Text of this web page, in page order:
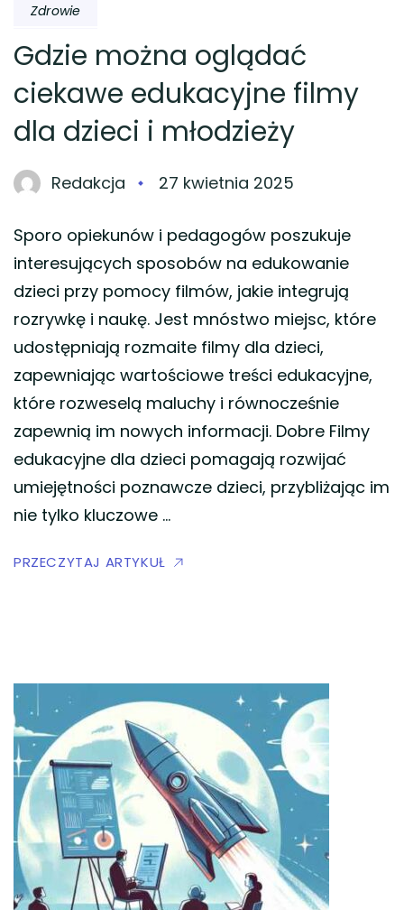
Zdrowie
Gdzie można oglądać
ciekawe edukacyjne filmy
dla dzieci i młodzieży
Redakcja 27 kwietnia 2025
Sporo opiekunów i pedagogów poszukuje
interesujących sposobów na edukowanie
dzieci przy pomocy filmów, jakie integrują
rozrywkę i naukę. Jest mnóstwo miejsc, które
udostępniają rozmaite filmy dla dzieci,
zapewniając wartościowe treści edukacyjne,
które rozweselą maluchy i równocześnie
zapewnią im nowych informacji. Dobre Filmy
edukacyjne dla dzieci pomagają rozwijać
umiejętności poznawcze dzieci, przybliżając im
nie tylko kluczowe …
PRZECZYTAJ ARTYKUŁ